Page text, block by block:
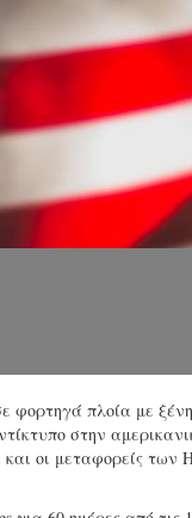
πλοία με
στην
οι μεταφορείς